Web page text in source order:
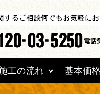
工の流れ 基本価